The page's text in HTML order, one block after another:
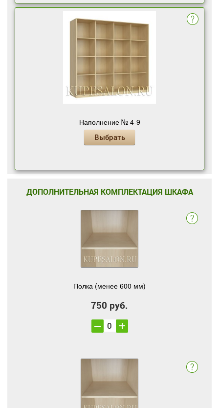
Наполнение № 4-9
Выбрать
ДОПОЛНИТЕЛЬНАЯ КОМПЛЕКТАЦИЯ ШКАФА
Полка (менее 600 мм)
750 руб.